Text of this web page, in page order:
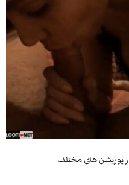
های مختلف